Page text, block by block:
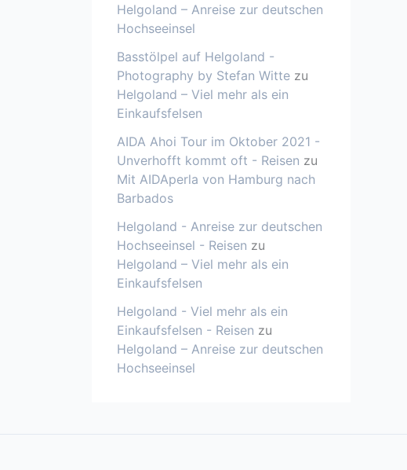
Helgoland – Anreise zur deutschen
Hochseeinsel
Basstölpel auf Helgoland -
Photography by Stefan Witte zu
Helgoland – Viel mehr als ein
Einkaufsfelsen
AIDA Ahoi Tour im Oktober 2021 -
Unverhofft kommt oft - Reisen zu
Mit AIDAperla von Hamburg nach
Barbados
Helgoland - Anreise zur deutschen
Hochseeinsel - Reisen zu
Helgoland – Viel mehr als ein
Einkaufsfelsen
Helgoland - Viel mehr als ein
Einkaufsfelsen - Reisen zu
Helgoland – Anreise zur deutschen
Hochseeinsel